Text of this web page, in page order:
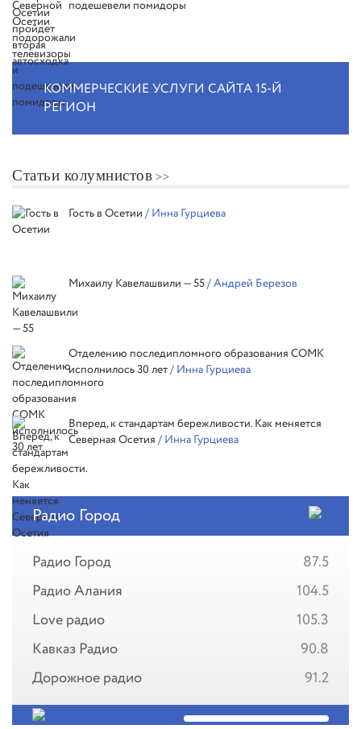
подешевели помидоры
КОММЕРЧЕСКИЕ УСЛУГИ САЙТА 15-Й
РЕГИОН
Статьи колумнистов
Гость в Осетии / Инна Гурциева
Михаилу Кавелашвили — 55/ Андрей Березов
Отделению последипломного образования СОМК
исполнилось 30 лет/ Инна Гурциева
Вперед, к стандартам бережливости. Как меняется
Северная Осетия / Инна Гурциева
Радио Город
Радио Город
87.5
Радио Алания
104.5
Love радио
105.3
Кавказ Радио
90.8
Дорожное радио
91.2